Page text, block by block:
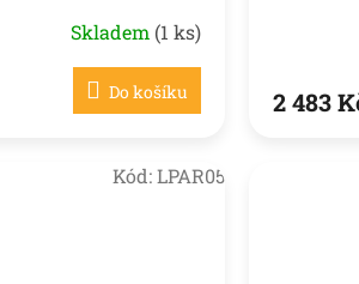
Skladem (1 ks)
Do košíku 2 483
Kód:LPAR05